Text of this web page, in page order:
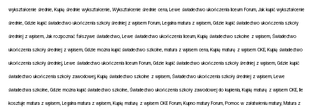
wykształcenie średnie, Kupię średnie wykształcenie, Wykształcenie średnie cena, Lewe świadectwo ukończenia liceum Forum, Jak kupić wykształcenie
średnie, Gdzie kupić świadectwo ukończenia szkoły średniej z wpisem Forum, Legalna matura z wpisem, Gdzie kupić świadectwo ukończenia szkoły
średniej z wpisem, Jak rozpoznać fałszywe świadectwo, Lewe świadectwo ukończenia liceum, Kupię świadectwo szkolne z wpisem, Świadectwo
ukończenia szkoły średniej z wpisem, Gdzie można kupić świadectwo szkolne, matura z wpisem cena, Kupię maturę z wpisem CKE, Kupię świadectwo
ukończenia szkoły średniej, Lewe świadectwo ukończenia liceum Forum, Gdzie kupić świadectwo ukończenia szkoły średniej z wpisem, Gdzie kupić
świadectwo ukończenia szkoły zawodowej, Kupię świadectwo szkolne z wpisem, Świadectwo ukończenia szkoły średniej z wpisem, Lewe
świadectwa szkolne, Gdzie można kupić świadectwo szkolne, Świadectwo ukończenia szkoły zawodowej do kupienia, Kupię maturę z wpisem CKE, Ile
kosztuje matura z wpisem, Legalna matura z wpisem, Kupię maturę z wpisem CKE Forum, Kupno matury Forum, Pomoc w załatwieniu matury, Matura z